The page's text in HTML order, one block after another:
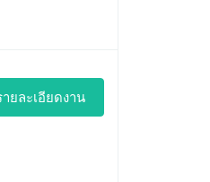
ายละเอียดงาน